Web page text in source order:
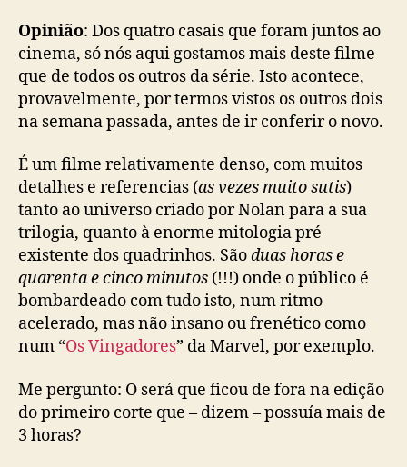
Opinião: Dos quatro casais que foram juntos ao
cinema, só nós aqui gostamos mais deste filme
que de todos os outros da série. Isto acontece,
provavelmente, por termos vistos os outros dois
na semana passada, antes de ir conferir o novo.
É um filme relativamente denso, com muitos
detalhes e referencias (as vezes muito sutis)
tanto ao universo criado por Nolan para a sua
trilogia, quanto à enorme mitologia pré-
existente dos quadrinhos. Sãoduas horas e
quarenta e cinco minutos (!!!) onde o público é
bombardeado com tudo isto, num ritmo
acelerado, mas não insano ou frenético como
num “Os Vingadores” da Marvel, por exemplo.
Me pergunto: O será que ficou de fora na edição
do primeiro corte que – dizem – possuía mais de
3 horas?